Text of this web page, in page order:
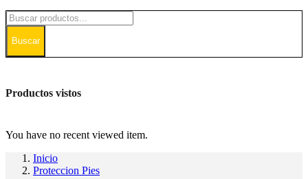
Buscar
Productos vistos
You have no recent viewed item.
Inicio
Proteccion Pies